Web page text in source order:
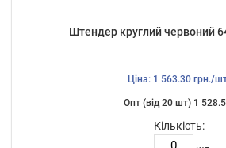
Штендер круглий червоний
Ціна: 1 563.30 грн./
Опт (від 20 шт) 1
Кількість: